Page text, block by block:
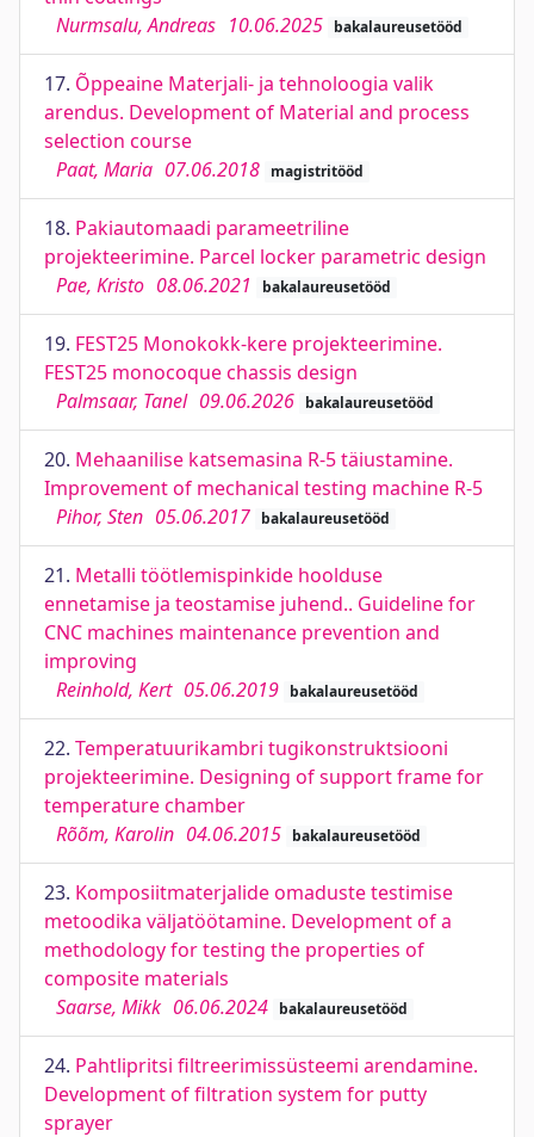
Nurmsalu, Andreas 10.06.2025 bakalaureusetööd
17. Õppeaine Materjali- ja tehnoloogia valik
arendus. Development of Material and process
selection course
Paat, Maria 07.06.2018 magistritööd
18. Pakiautomaadi parameetriline
projekteerimine. Parcel locker parametric design
Pae, Kristo 08.06.2021 bakalaureusetööd
19. FEST25 Monokokk-kere projekteerimine.
FEST25 monocoque chassis design
Palmsaar, Tanel 09.06.2026 bakalaureusetööd
20. Mehaanilise katsemasina R-5 täiustamine.
Improvement of mechanical testing machine R-5
Pihor, Sten 05.06.2017 bakalaureusetööd
21. Metalli töötlemispinkide hoolduse
ennetamise ja teostamise juhend.. Guideline for
CNC machines maintenance prevention and
improving
Reinhold, Kert 05.06.2019 bakalaureusetööd
22. Temperatuurikambri tugikonstruktsiooni
projekteerimine. Designing of support frame for
temperature chamber
Rõõm, Karolin 04.06.2015 bakalaureusetööd
23. Komposiitmaterjalide omaduste testimise
metoodika väljatöötamine. Development of a
methodology for testing the properties of
composite materials
Saarse, Mikk 06.06.2024 bakalaureusetööd
24. Pahtlipritsi filtreerimissüsteemi arendamine.
Development of filtration system for putty
sprayer